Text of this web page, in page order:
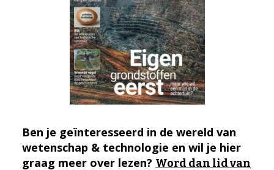
Ben je geïnteresseerd in de wereld van
wetenschap & technologie en wil je hier
graag meer over lezen? Word dan lid van